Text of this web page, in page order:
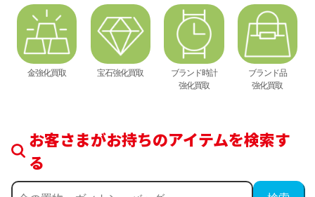
金強化買取 宝石強化買取
ブランド時計
強化買取
ブランド品
強化買取
お客さまがお持ちのアイテムを検索す
る